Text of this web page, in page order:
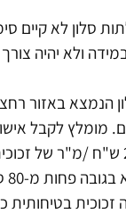
סלון לא קיים
הנמצא באזור
מומלץ לקבל
זכוכית